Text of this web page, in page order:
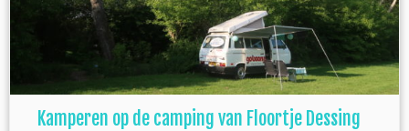
Kamperen op de camping van Floortje Dessing